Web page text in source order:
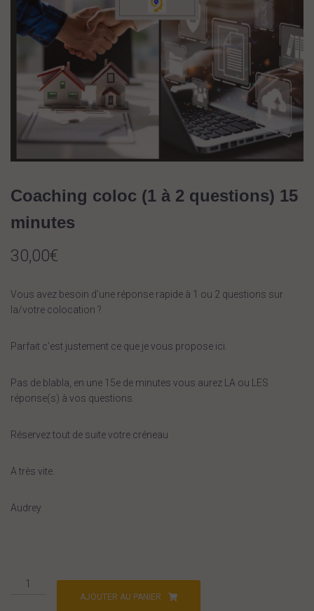
Coaching coloc (1 à 2 questions) 15
minutes
30,00€
Vous avez besoin d’une réponse rapide à 1 ou 2 questions sur
la/votre colocation ?
Parfait c’est justement ce que je vous propose ici.
Pas de blabla, en une 15e de minutes vous aurez LA ou LES
réponse(s) à vos questions.
Réservez tout de suite votre créneau
A très vite.
Audrey
quantité
AJOUTER AU PANIER